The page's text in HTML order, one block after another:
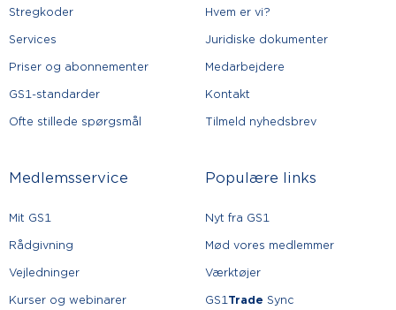
Stregkoder
Services
Priser og abonnementer
GS1-standarder
Ofte stillede spørgsmål
Hvem er vi?
Juridiske dokumenter
Medarbejdere
Kontakt
Tilmeld nyhedsbrev
Medlemsservice
Mit GS1
Rådgivning
Vejledninger
Kurser og webinarer
Populære links
Nyt fra GS1
Mød vores medlemmer
Værktøjer
GS1 Trade Sync